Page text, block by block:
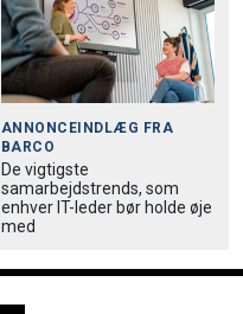
ANNONCEINDLÆG FRA
BARCO
De vigtigste
samarbejdstrends, som
enhver IT-leder bør holde øje
med